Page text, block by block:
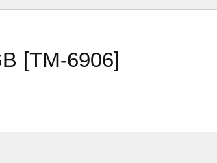
[TM-6906]